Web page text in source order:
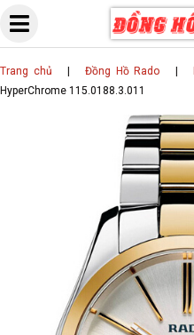
Skip
content
Trang chủ Đồng Hồ Rado
HyperChrome 115.0188.3.011